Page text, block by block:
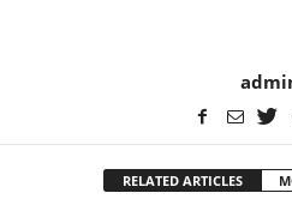
RELATED ARTICLES